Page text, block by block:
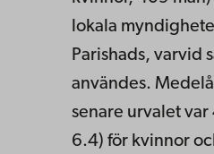
lokala
Parishads, varvid
användes.
senare urvalet var
6.4) för kvinnor